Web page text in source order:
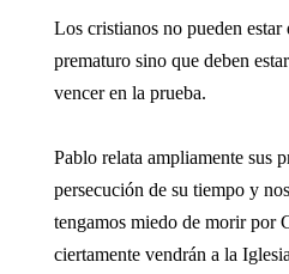
Los cristianos no pueden estar
prematuro sino que deben
vencer en la prueba.
Pablo relata ampliamente sus
persecución de su tiempo y
tengamos miedo de morir por
ciertamente vendrán a la